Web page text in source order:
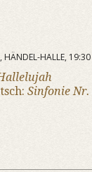
HÄNDEL-HALLE,
Sinfonie Nr.